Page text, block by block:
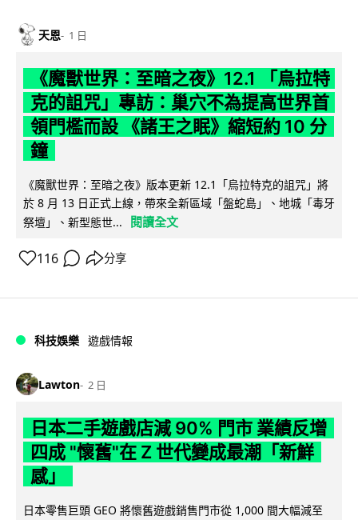
天恩 1 日
《魔獸世界：至暗之夜》12.1 「烏拉特
克的詛咒」專訪：巢穴不為提高世界首
領門檻而設 《諸王之眠》縮短約 10 分
鐘
《魔獸世界：至暗之夜》版本更新 12.1「烏拉特克的詛咒」將
於 8 月 13 日正式上線，帶來全新區域「盤蛇島」、地城「毒牙
祭壇」、新型態世...
閱讀全文
116 分享
科技娛樂 遊戲情報
Lawton 2 日
日本二手遊戲店減 90% 門市 業績反增
四成 "懷舊"在 Z 世代變成最潮「新鮮
感」
日本零售巨頭 GEO 將懷舊遊戲銷售門市從 1,000 間大幅減至